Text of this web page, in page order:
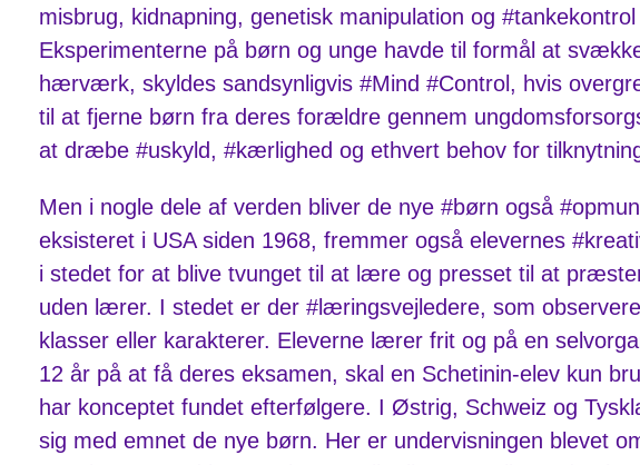
misbrug, kidnapning, genetisk manipulation og
Eksperimenterne på børn og unge havde til formål at
hærværk, skyldes sandsynligvis #Mind #Control, hvis
til at fjerne børn fra deres forældre gennem
at dræbe #uskyld, #kærlighed og ethvert behov for
Men i nogle dele af verden bliver de nye #børn også
eksisteret i USA siden 1968, fremmer også elevernes
i stedet for at blive tvunget til at lære og presset til at
uden lærer. I stedet er der #læringsvejledere, som
klasser eller karakterer. Eleverne lærer frit og på en
12 år på at få deres eksamen, skal en Schetinin-elev kun
har konceptet fundet efterfølgere. I Østrig, Schweiz og
sig med emnet de nye børn. Her er undervisningen blevet